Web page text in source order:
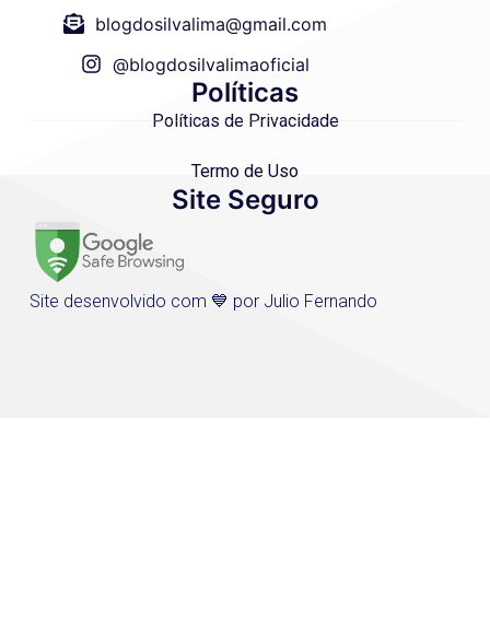
blogdosilvalima@gmail.com
@blogdosilvalimaoficial
Políticas
Políticas de Privacidade
Termo de Uso
Site Seguro
Site desenvolvido com 💙 por Julio Fernando